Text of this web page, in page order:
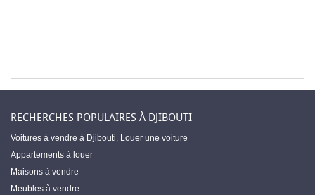
RECHERCHES POPULAIRES À DJIBOUTI
Voitures à vendre à Djibouti, Louer une voiture
Appartements à louer
Maisons à vendre
Meubles à vendre